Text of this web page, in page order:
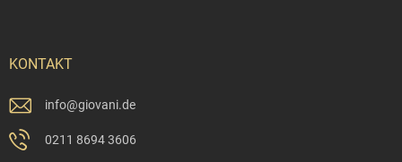
KONTAKT
info@giovani.de
0211 8694 3606